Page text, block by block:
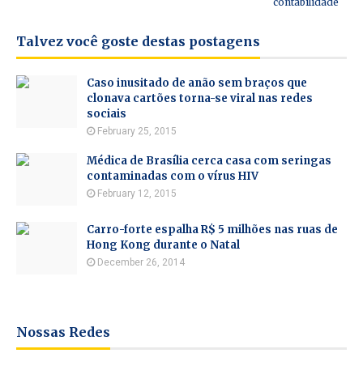
Talvez você goste destas postagens
Caso inusitado de anão sem braços que
clonava cartões torna-se viral nas redes
sociais
February 25, 2015
Médica de Brasília cerca casa com seringas
contaminadas com o vírus HIV
February 12, 2015
Carro-forte espalha R$ 5 milhões nas ruas de
Hong Kong durante o Natal
December 26, 2014
Nossas Redes